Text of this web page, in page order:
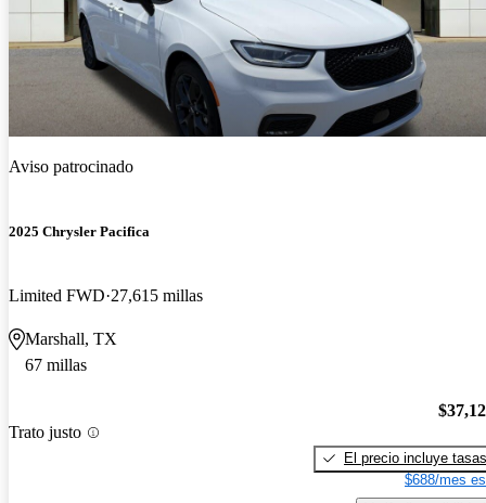
Aviso patrocinado
2025 Chrysler Pacifica
Limited FWD 27,615 millas
Marshall, TX
67 millas
Trato justo
El precio incluye tasas
$688/mes